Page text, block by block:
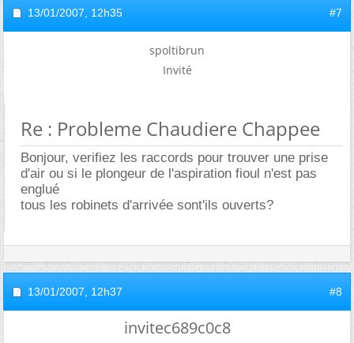
13/01/2007, 12h35 #7
spoltibrun
Invité
Re : Probleme Chaudiere Chappee
Bonjour, verifiez les raccords pour trouver une prise
d'air ou si le plongeur de l'aspiration fioul n'est pas
englué
tous les robinets d'arrivée sont'ils ouverts?
13/01/2007, 12h37 #8
invitec689c0c8